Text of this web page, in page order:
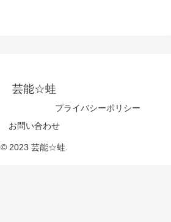
芸能☆蛙
プライバシーポリシー
お問い合わせ
© 2023 芸能☆蛙.